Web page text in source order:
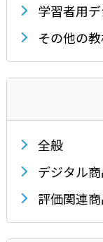
学習者用
その他の
全般
デジタル
評価関連